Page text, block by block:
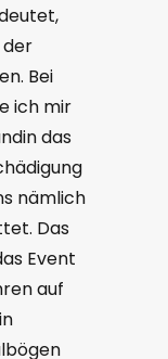
der
Bei
ich mir
das
nämlich
Das
Event
auf